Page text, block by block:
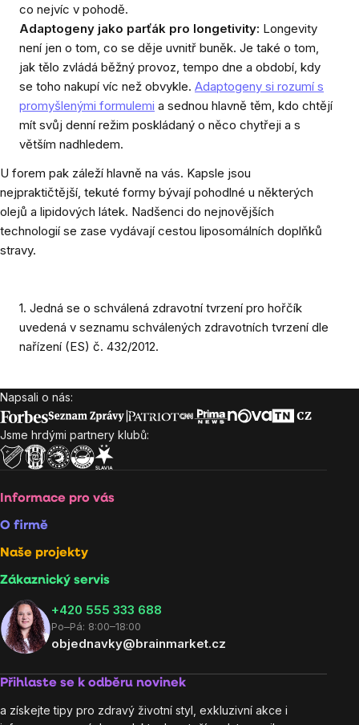
co nejvíc v pohodě.
Adaptogeny jako parťák pro longetivity: Longevity
není jen o tom, co se děje uvnitř buněk. Je také o tom,
jak tělo zvládá běžný provoz, tempo dne a období, kdy
se toho nakupí víc než obvykle. Adaptogeny si rozumí s
promyšlenými formulemi a sednou hlavně těm, kdo chtějí
mít svůj denní režim poskládaný o něco chytřeji a s
větším nadhledem.
U forem pak záleží hlavně na vás. Kapsle jsou
nejpraktičtější, tekuté formy bývají pohodlné u některých
olejů a lipidových látek. Nadšenci do nejnovějších
technologií se zase vydávají cestou liposomálních doplňků
stravy.
1. Jedná se o schválená zdravotní tvrzení pro hořčík
uvedená v seznamu schválených zdravotních tvrzení dle
nařízení (ES) č. 432/2012.
Zápatí
Napsali o nás:
Jsme hrdými partnery klubů:
Informace pro vás
O firmě
Naše projekty
Zákaznický servis
‭+420 555 333 688
Po–Pá: 8:00–18:00
objednavky@brainmarket.cz
Přihlaste se k odběru novinek
a získejte tipy pro zdravý životní styl, exkluzivní akce i